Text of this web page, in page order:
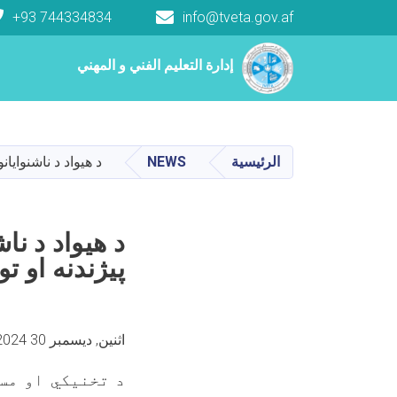
إدارة التعليم الفني و المهني
info@tveta.gov.af
+93 744334834
Main navigation
إدارة التعليم الفني و المهني
الرئيسية NEWS د هیواد د ناشنوایانو لپاره د 100 ځانګړو تخصصي
پیژندنه او
اثنين, ديسمبر 30 2024 10:40 صباحا
د تخنيکي او